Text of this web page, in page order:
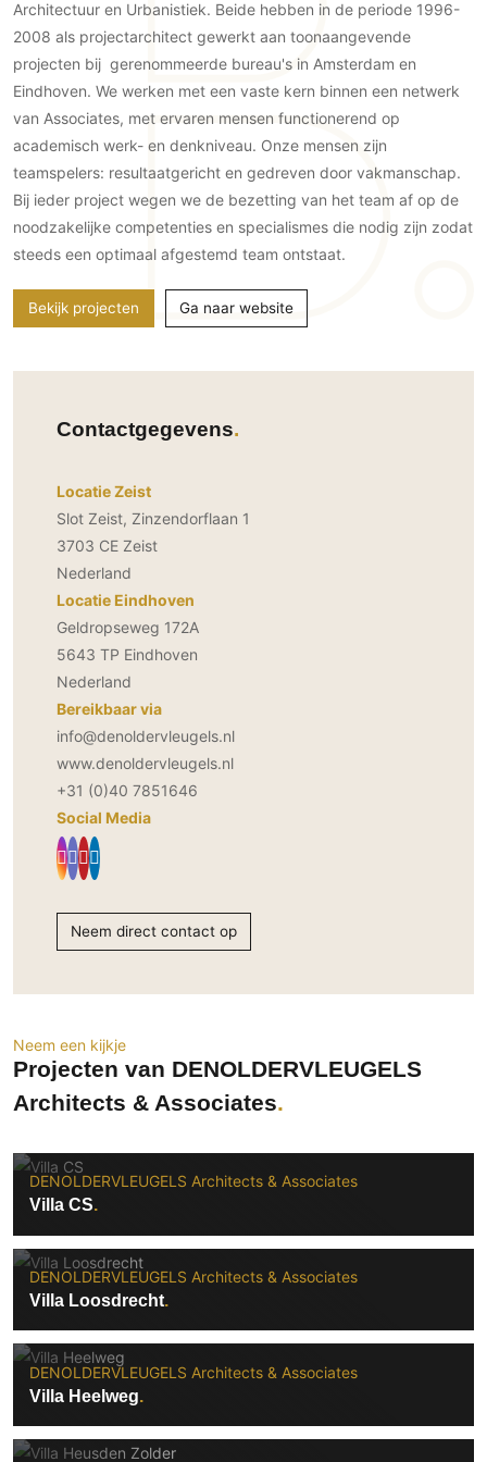
Keukenaccessoires
Keukenkranen
Binnendeuren
Aluminium deuren
Houten deuren
Stalen deuren
Systeemwanden
Raambeslag
PVC vloeren
Gietvloeren
Houten vloeren
Natuursteen en keramiek vloeren
Vloerkleden
Afwerking
Beton Ciré
Behang / Wandtextiel
Natuursteen en keramiek
Leer
Schilderwerk
Stucwerk
Spuitwerk
Technologie
Thuisbioscoop
Domotica
Fitnessapparatuur
Wifi
Overig
Aannemers Interieur
Akoestiek
Wellness
Wijnkelder en wijnkasten
Gevelbekleding
Gevelstenen
Houten gevelbekleding
Stucwerk
Schilderwerk buiten
Zonwering
Zonwering buiten
Zakelijk
Horeca
Kantoor
Architectuur en Urbanistiek. Beide hebben in de periode 1996-
2008 als projectarchitect gewerkt aan toonaangevende
projecten bij gerenommeerde bureau's in Amsterdam en
Eindhoven. We werken met een vaste kern binnen een netwerk
van Associates, met ervaren mensen functionerend op
academisch werk- en denkniveau. Onze mensen zijn
teamspelers: resultaatgericht en gedreven door vakmanschap.
Bij ieder project wegen we de bezetting van het team af op de
noodzakelijke competenties en specialismes die nodig zijn zodat
steeds een optimaal afgestemd team ontstaat.
Bekijk projecten Ga naar website
Contactgegevens
Locatie Zeist
Slot Zeist, Zinzendorflaan 1
3703 CE Zeist
Nederland
Locatie Eindhoven
Geldropseweg 172A
5643 TP Eindhoven
Nederland
Bereikbaar via
info@denoldervleugels.nl
www.denoldervleugels.nl
+31 (0)40 7851646
Social Media
Neem direct contact op
Neem een kijkje
Projecten van DENOLDERVLEUGELS
Architects & Associates
DENOLDERVLEUGELS Architects & Associates
Villa CS
DENOLDERVLEUGELS Architects & Associates
Villa Loosdrecht
DENOLDERVLEUGELS Architects & Associates
Villa Heelweg